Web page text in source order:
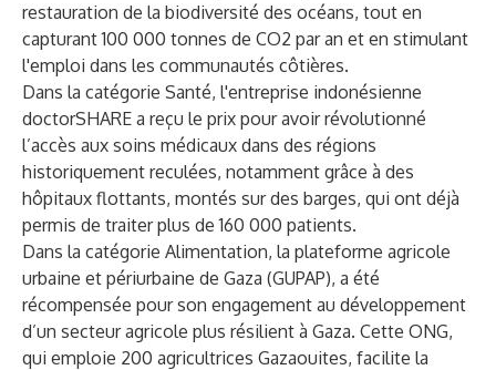
restauration de la biodiversité des océans, tout en
capturant 100 000 tonnes de CO2 par an et en stimulant
l'emploi dans les communautés côtières.
Dans la catégorie Santé, l'entreprise indonésienne
doctorSHARE a reçu le prix pour avoir révolutionné
l’accès aux soins médicaux dans des régions
historiquement reculées, notamment grâce à des
hôpitaux flottants, montés sur des barges, qui ont déjà
permis de traiter plus de 160 000 patients.
Dans la catégorie Alimentation, la plateforme agricole
urbaine et périurbaine de Gaza (GUPAP), a été
récompensée pour son engagement au développement
d’un secteur agricole plus résilient à Gaza. Cette ONG,
qui emploie 200 agricultrices Gazaouites, facilite la